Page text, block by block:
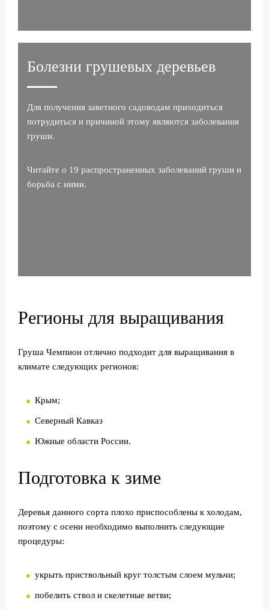
Болезни грушевых деревьев
Для получения заветного садоводам приходиться
потрудиться и причиной этому являются заболевания
груши.
Читайте о 19 распространенных заболеваний груши и
борьба с ними.
Регионы для выращивания
Груша Чемпион отлично подходит для выращивания в
климате следующих регионов:
Крым;
Северный Кавказ
Южные области России.
Подготовка к зиме
Деревья данного сорта плохо приспособлены к холодам,
поэтому с осени необходимо выполнить следующие
процедуры:
укрыть приствольный круг толстым слоем мульчи;
побелить ствол и скелетные ветви;